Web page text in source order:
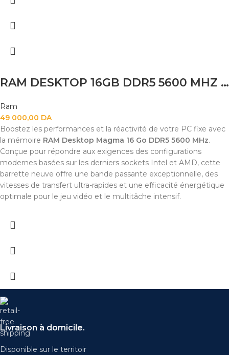
RAM DESKTOP 16GB DDR5 5600 MHZ MAGMA NEW
Ram
49 000,00 DA
Boostez les performances et la réactivité de votre PC fixe avec
la mémoire RAM Desktop Magma 16 Go DDR5 5600 MHz.
Conçue pour répondre aux exigences des configurations
modernes basées sur les derniers sockets Intel et AMD, cette
barrette neuve offre une bande passante exceptionnelle, des
vitesses de transfert ultra-rapides et une efficacité énergétique
optimale pour le jeu vidéo et le multitâche intensif.
Livraison à domicile.
Disponible sur le territoir